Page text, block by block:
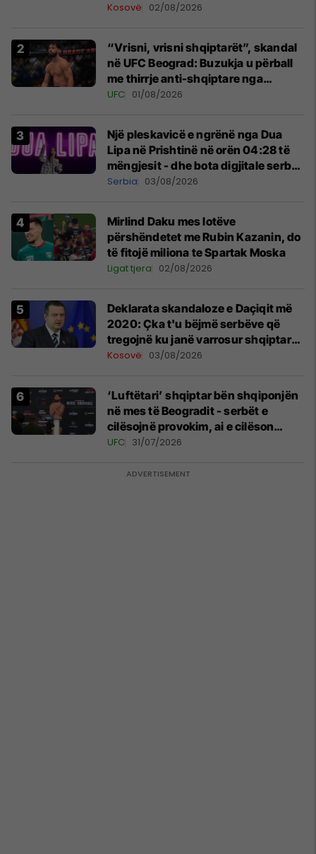
Kosovë 02/08/2026
“Vrisni, vrisni shqiptarët”, skandal
në UFC Beograd: Buzukja u përball
me thirrje anti-shqiptare nga
tribunat
UFC 01/08/2026
Një pleskavicë e ngrënë nga Dua
Lipa në Prishtinë në orën 04:28 të
mëngjesit - dhe bota digjitale serbe
shpall gjendjen e luftës
Serbia 03/08/2026
Mirlind Daku mes lotëve
përshëndetet me Rubin Kazanin, do
të fitojë miliona te Spartak Moska
Ligat tjera 02/08/2026
​Deklarata skandaloze e Daçiqit më
2020: Çka t'u bëjmë serbëve që
tregojnë ku janë varrosur shqiptarët
në Serbi
Kosovë 03/08/2026
‘Luftëtari’ shqiptar bën shqiponjën
në mes të Beogradit - serbët e
cilësojnë provokim, ai e cilëson
simbol të identitetit
UFC 31/07/2026